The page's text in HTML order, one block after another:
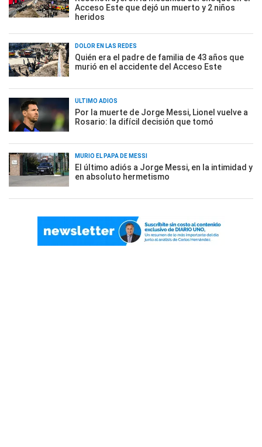
Acceso Este que dejó un muerto y 2 niños
heridos
DOLOR EN LAS REDES
Quién era el padre de familia de 43 años que
murió en el accidente del Acceso Este
ÚLTIMO ADIÓS
Por la muerte de Jorge Messi, Lionel vuelve a
Rosario: la difícil decisión que tomó
MURIÓ EL PAPÁ DE MESSI
El último adiós a Jorge Messi, en la intimidad y
en absoluto hermetismo